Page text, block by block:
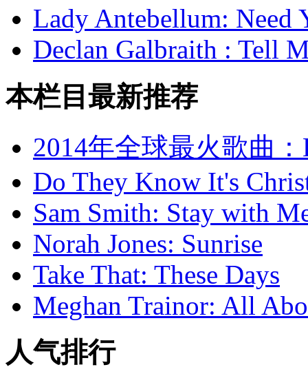
Lady Antebellum: Need
Declan Galbraith : Tell
本栏目最新推荐
2014年全球最火歌曲：
Do They Know It's
Sam Smith: Stay with
Norah Jones: Sunrise
Take That: These Days
Meghan Trainor: All
人气排行